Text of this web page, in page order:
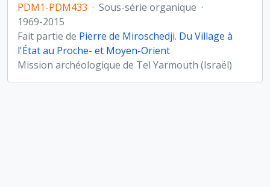
PDM1-PDM433 · Sous-série organique ·
1969-2015
Fait partie de Pierre de Miroschedji. Du Village à
l'État au Proche- et Moyen-Orient
Mission archéologique de Tel Yarmouth (Israël)